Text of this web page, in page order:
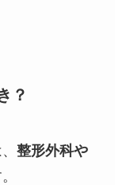
？
整形外科や